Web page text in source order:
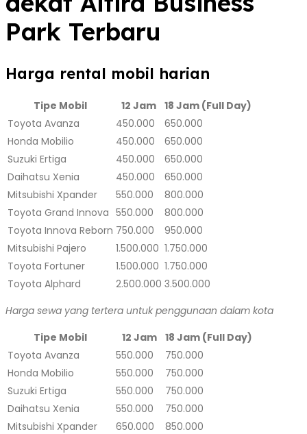
Park Terbaru
Harga rental mobil harian
Tipe Mobil 12 Jam 18 Jam (Full Day)
Toyota Avanza
450.000
650.000
Honda Mobilio
450.000
650.000
Suzuki Ertiga
450.000
650.000
Daihatsu Xenia
450.000
650.000
Mitsubishi Xpander
550.000
800.000
Toyota Grand Innova 550.000
800.000
Toyota Innova Reborn 750.000
950.000
Mitsubishi Pajero
1.500.000 1.750.000
Toyota Fortuner
1.500.000 1.750.000
Toyota Alphard
2.500.000 3.500.000
Harga sewa yang tertera untuk penggunaan dalam kota
Tipe Mobil
12 Jam
18 Jam (Full Day)
Toyota Avanza
550.000
750.000
Honda Mobilio
550.000
750.000
Suzuki Ertiga
550.000
750.000
Daihatsu Xenia
550.000
750.000
Mitsubishi Xpander
650.000
850.000